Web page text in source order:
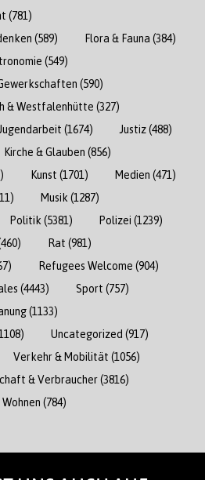
(781)
(589) Flora & Fauna (384)
(549)
(590)
& Westfalenhütte (327)
(1674) Justiz(488)
Kirche & Glauben (856)
Kunst (1701) Medien (471)
Musik (1287)
Politik (5381) Polizei (1239)
Rat (981)
Refugees Welcome (904)
(4443) Sport (757)
(1133)
Uncategorized (917)
Verkehr & Mobilität (1056)
& Verbraucher(3816)
Wohnen (784)